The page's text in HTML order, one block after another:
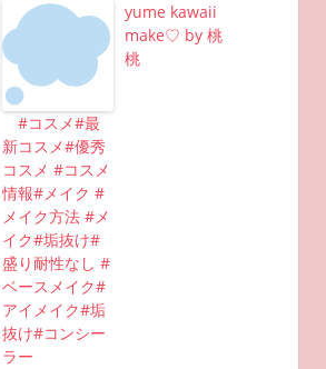
#コスメ#最
新コスメ#優秀
コスメ #コスメ
情報#メイク #
メイク方法 #メ
イク#垢抜け#
盛り耐性なし #
ベースメイク#
アイメイク#垢
抜け#コンシー
ラー
yume kawaii
make♡ by 桃
桃